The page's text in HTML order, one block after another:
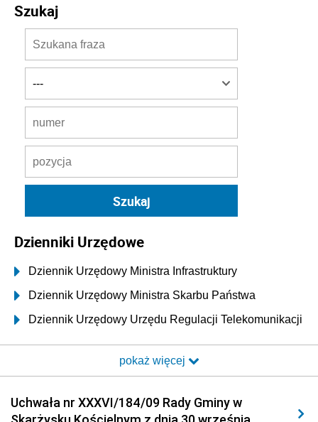
Szukaj
Dzienniki Urzędowe
Dziennik Urzędowy Ministra Infrastruktury
Dziennik Urzędowy Ministra Skarbu Państwa
Dziennik Urzędowy Urzędu Regulacji Telekomunikacji
Dziennik Urzędowy Ministra Transportu i Budownictwa
Elektronicznej
pokaż więcej
Uchwała nr XXXVI/184/09 Rady Gminy w